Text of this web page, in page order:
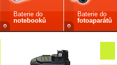
Baterie do
notebooků
Baterie do
fotoaparátů